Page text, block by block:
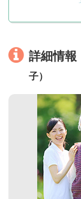
詳細情報
子）